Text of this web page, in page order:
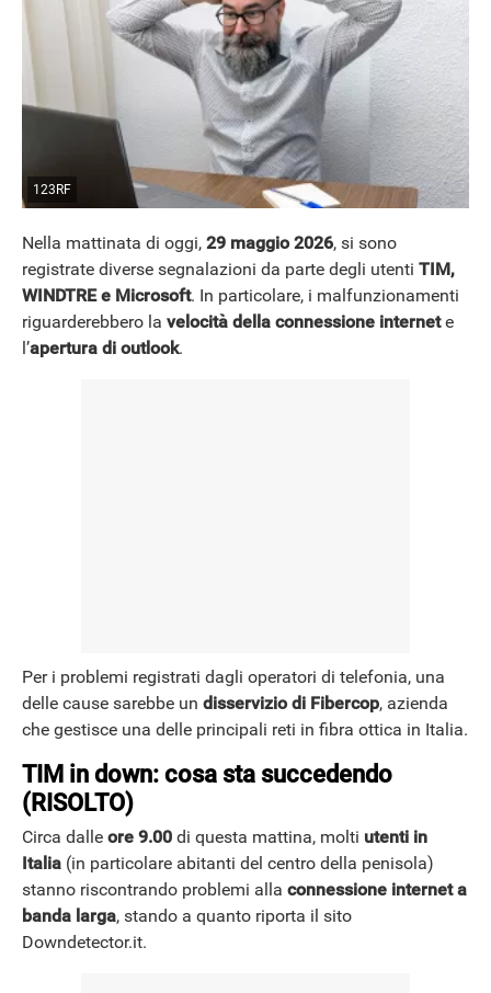
NEWS
123RF
Nella mattinata di oggi, 29 maggio 2026, si sono
registrate diverse segnalazioni da parte degli utenti TIM,
WINDTRE e Microsoft. In particolare, i malfunzionamenti
riguarderebbero la velocità della connessione internete
l’apertura di outlook.
Per i problemi registrati dagli operatori di telefonia, una
delle cause sarebbe un disservizio di Fibercop, azienda
che gestisce una delle principali reti in fibra ottica in Italia.
TIM in down: cosa sta succedendo
(RISOLTO)
Circa dalle ore 9.00 di questa mattina, molti utenti in
Italia (in particolare abitanti del centro della penisola)
stanno riscontrando problemi alla connessione internet a
banda larga, stando a quanto riporta il sito
Downdetector.it.